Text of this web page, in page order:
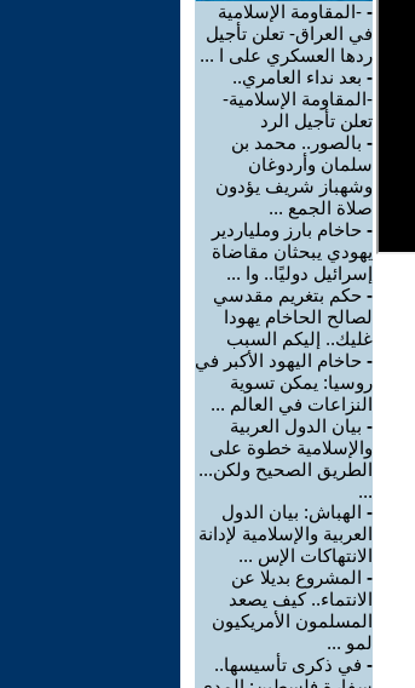
- -المقاومة الإسلامية
في العراق- تعلن تأجيل
ردها العسكري على ا ...
- بعد نداء العامري..
-المقاومة الإسلامية-
تعلن تأجيل الرد
- بالصور.. محمد بن
سلمان وأردوغان
وشهباز شريف يؤدون
صلاة الجمع ...
- حاخام بارز وملياردير
يهودي يبحثان مقاضاة
إسرائيل دوليًا.. وا ...
- حكم بتغريم مقدسي
لصالح الحاخام يهودا
غليك.. إليكم السبب
- حاخام اليهود الأكبر في
روسيا: يمكن تسوية
النزاعات في العالم ...
- بيان الدول العربية
والإسلامية خطوة على
الطريق الصحيح ولكن...
...
- الهباش: بيان الدول
العربية والإسلامية لإدانة
الانتهاكات الإس ...
- المشروع بديلا عن
الانتماء.. كيف يصعد
المسلمون الأمريكيون
لمو ...
- في ذكرى تأسيسها..